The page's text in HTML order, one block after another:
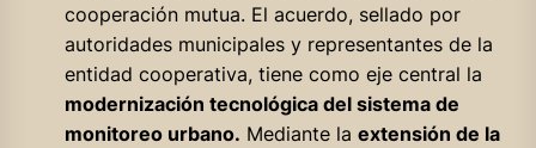
cooperación mutua. El acuerdo, sellado por
autoridades municipales y representantes de la
entidad cooperativa, tiene como eje central la
modernización tecnológica del sistema de
monitoreo urbano. Mediante la extensión de la